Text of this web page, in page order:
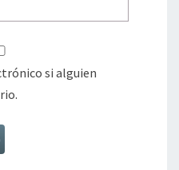
si alguien